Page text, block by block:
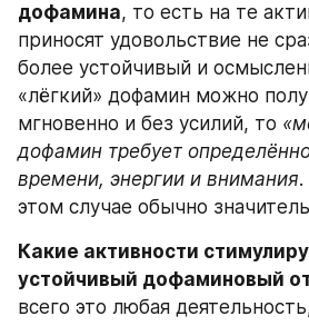
дофамина, то есть на те
приносят удовольствие не
более устойчивый и
«лёгкий» дофамин можно
мгновенно и без усилий, то
дофамин требует
времени, энергии и внимания.
этом случае обычно
Какие активности
устойчивый дофаминовый
всего это любая